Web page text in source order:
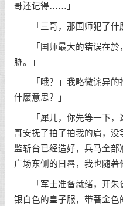
哥还记得……」
「三哥，那国师犯了什麽
「国师最大的错误在於
胁。」
「哦？」我略微诧异的
什麽意思？」
「犀儿，你先等一下，
哥安抚了拍了拍我的肩，没
监斩台已经造好，兵马全部
广场东侧的日晷，我也随著
「军士准备就绪，开朱
银白色的皇子服，带著金